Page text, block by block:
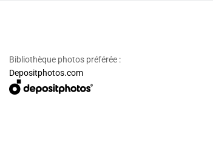
Bibliothèque photos préférée :
Depositphotos.com